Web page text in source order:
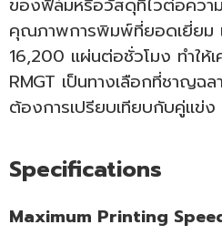
ของฟิล์มหรือวัสดุที่ไวต่อควา
คุณภาพการพิมพ์ที่ยอดเยี่ยม
16,200 แผ่นต่อชั่วโมง ทำใ
RMGT เป็นทางเลือกที่ชาญฉ
ต้องการเปรียบเทียบกับคู่แข่ง
Specifications
Maximum Printing